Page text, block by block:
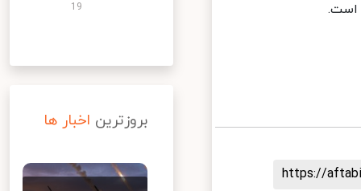
https://
19
بروزترین اخبار ها